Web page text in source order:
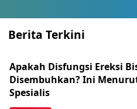
Berita Terkini
Apakah Disfungsi Ereksi
Disembuhkan? Ini
Spesialis